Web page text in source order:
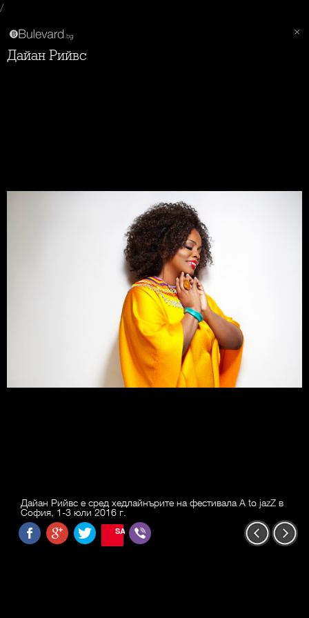
/
Дайан Рийвс
Дайан Рийвс е сред хедлайнърите на фестивала A to jazZ в
София, 1-3 юли 2016 г.
SAVE